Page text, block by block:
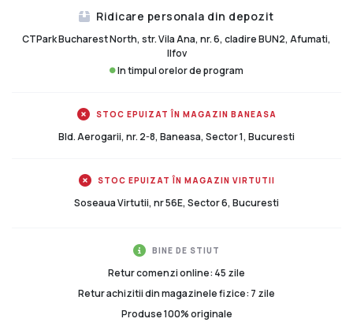
Ridicare personala din depozit
CTPark Bucharest North, str. Vila Ana, nr. 6, cladire BUN2, Afumati,
Ilfov
In timpul orelor de program
STOC EPUIZAT ÎN MAGAZIN BANEASA
Bld. Aerogarii, nr. 2-8, Baneasa, Sector 1, Bucuresti
STOC EPUIZAT ÎN MAGAZIN VIRTUTII
Soseaua Virtutii, nr 56E, Sector 6, Bucuresti
BINE DE STIUT
Retur comenzi online: 45 zile
Retur achizitii din magazinele fizice: 7 zile
Produse 100% originale